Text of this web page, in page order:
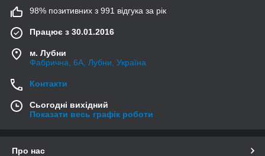
98% позитивних з 991 відгука за рік
Працює з 30.01.2016
м. Лубни
Фабрична, 6А, Лубни, Україна
Контакти
Сьогодні вихідний
Показати весь графік роботи
Про нас